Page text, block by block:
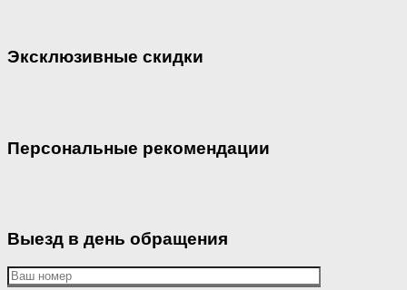
Эксклюзивные скидки
Персональные рекомендации
Выезд в день обращения